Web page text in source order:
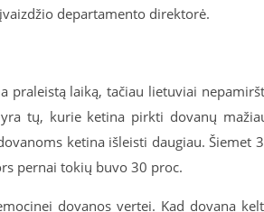
departamento direktorė.
praleistą laiką, tačiau lietuviai
tų, kurie ketina pirkti dovanų
ketina išleisti daugiau. Šiemet
pernai tokių buvo 30 proc.
dovanos vertei. Kad dovana